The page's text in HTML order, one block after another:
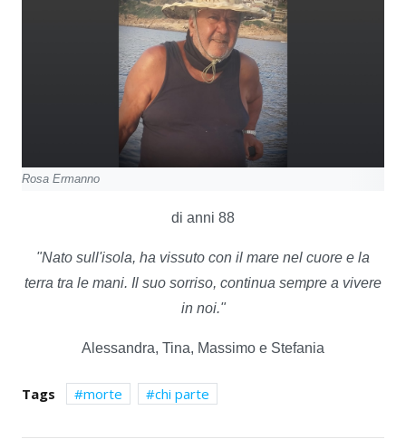
Rosa Ermanno
di anni 88
"Nato sull'isola, ha vissuto con il mare nel cuore e la
terra tra le mani. Il suo sorriso, continua sempre a vivere
in noi."
Alessandra, Tina, Massimo e Stefania
Tags morte chi parte